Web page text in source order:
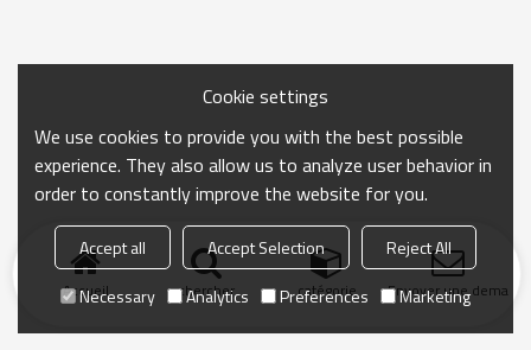
Accueil chercher catégorie Envoyer une
Cookie settings
We use cookies to provide you with the best possible
experience. They also allow us to analyze user behavior in
order to constantly improve the website for you.
Accept all Accept Selection
Reject All
Necessary
Analytics Preferences Marketing